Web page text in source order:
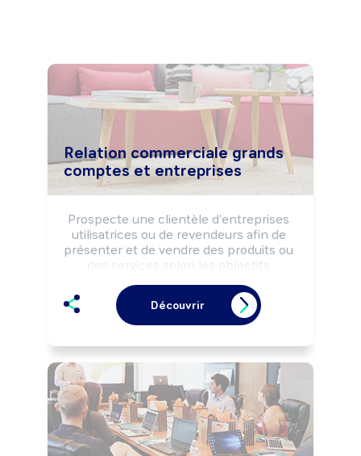
Relation commerciale grands
comptes et entreprises
Prospecte une clientèle d'entreprises
utilisatrices ou de revendeurs afin de
présenter et de vendre des produits ou
des services selon les objectifs
Réalise le suivi commercial de la
clientèle (opérations de fidélisation,
enquêtes de satisfaction, ...).
de vente.
Découvrir